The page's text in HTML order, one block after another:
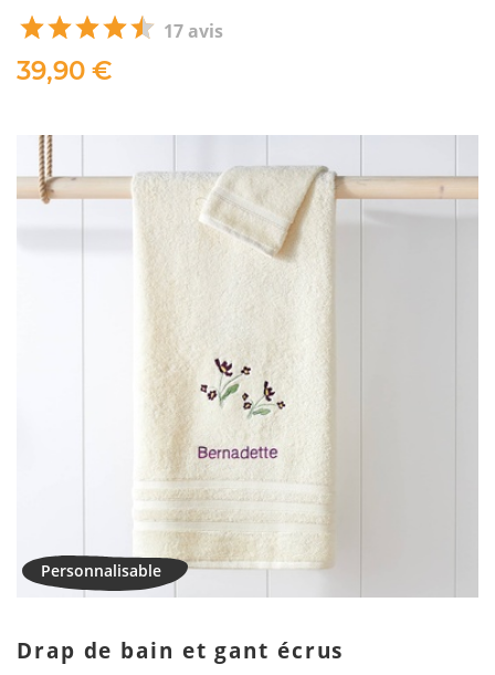
17 avis
39,90 €
Drap de bain et gant écrus